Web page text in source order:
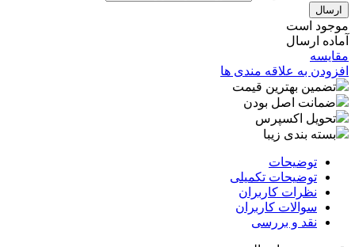
موجود است
آماده ارسال
مقایسه
افزودن به علاقه مندی ها
تضمین بهترین قیمت
ضمانت اصل بودن
تحویل اکسپرس
بسته بندی زیبا
توضیحات
توضیحات تکمیلی
نظرات کاربران
سوالات کاربران
نقد و بررسی